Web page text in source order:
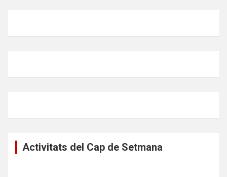
Activitats del Cap de Setmana